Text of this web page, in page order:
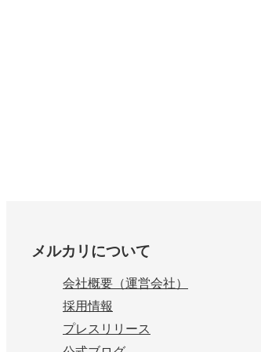
メルカリについて
会社概要（運営会社）
採用情報
プレスリリース